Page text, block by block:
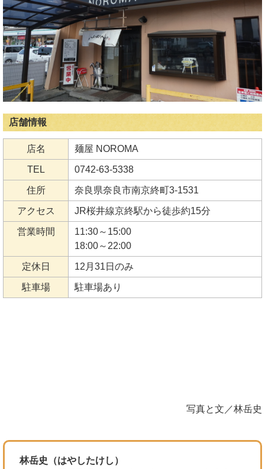
店舗情報
店名 麺屋 NOROMA
TEL 0742-63-5338
住所 奈良県奈良市南京終町3-1531
アクセス JR桜井線京終駅から徒歩約15分
営業時間
11:30～15:00
18:00～22:00
定休日 12月31日のみ
駐車場 駐車場あり
写真と文／林岳史
林岳史（はやしたけし）